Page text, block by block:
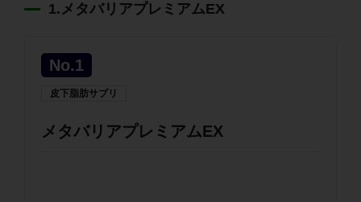
1.メタバリアプレミアムEX
No.1
皮下脂肪サプリ
メタバリアプレミアムEX